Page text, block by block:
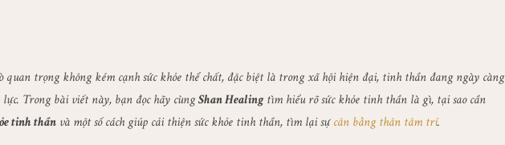
quan trọng không kém cạnh sức khỏe thể chất, đặc biệt là trong xã hội hiện đại, tinh thần đang ngày càng
Trong bài viết này, bạn đọc hãy cùngShan Healingtìm hiểu rõ sức khỏe tinh thần là gì, tại sao cần
tinh thầnvà một số cách giúp cải thiện sức khỏe tinh thần, tìm lại sựcân bằng thân tâm trí.